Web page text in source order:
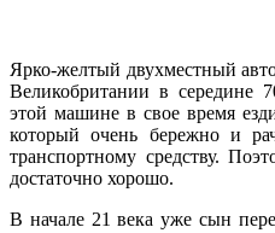
Ярко-желтый двухместный
Великобритании в середине
этой машине в свое время
который очень бережно и
транспортному средству.
достаточно хорошо.
В начале 21 века уже сын